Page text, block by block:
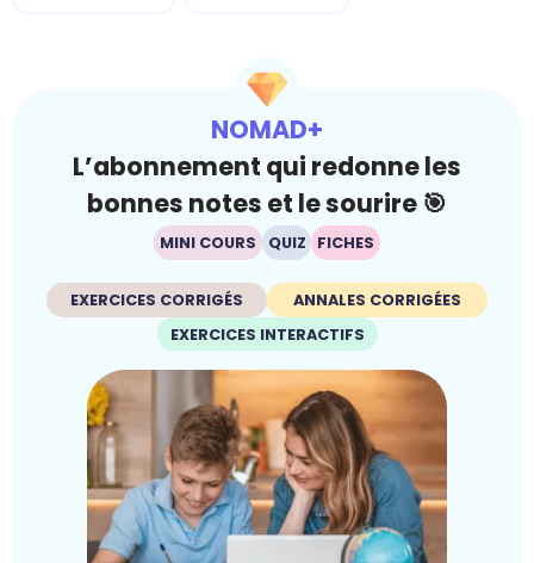
NOMAD+
L’abonnement qui redonne les
bonnes notes et le sourire 🎯
MINI COURS QUIZ FICHES
EXERCICES CORRIGÉS
ANNALES CORRIGÉES
EXERCICES INTERACTIFS